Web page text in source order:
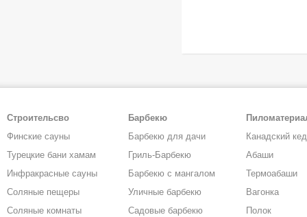
Строительсво
Финские сауны
Турецкие бани хамам
Инфракрасные сауны
Соляные пещеры
Соляные комнаты
Барбекю
Барбекю для дачи
Гриль-Барбекю
Барбекю с мангалом
Уличные барбекю
Садовые барбекю
Канадский
Абаши
Термоабаши
Вагонка
Полок